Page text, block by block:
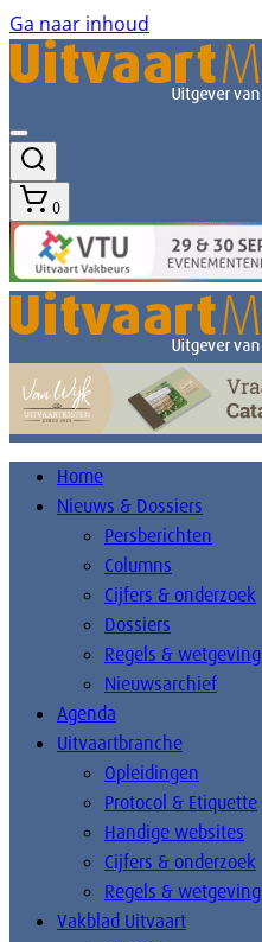
Ga naar inhoud
0
Home
Nieuws & Dossiers
Persberichten
Columns
Cijfers & onderzoek
Dossiers
Regels & wetgeving
Nieuwsarchief
Agenda
Uitvaartbranche
Opleidingen
Protocol & Etiquette
Handige websites
Cijfers & onderzoek
Regels & wetgeving
Vakblad Uitvaart